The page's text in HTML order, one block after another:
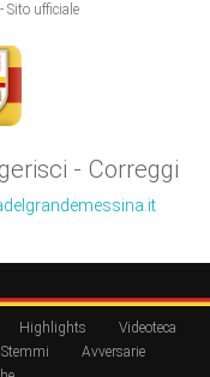
Sito ufficiale
- Correggi
Highlights
Videoteca
Stemmi
Avversarie